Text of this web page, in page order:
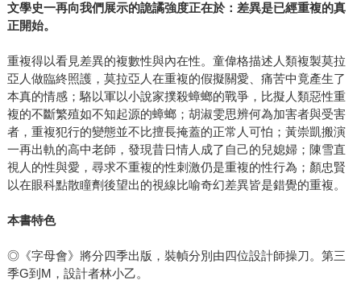
文學史一再向我們展示的詭譎強度正在於：差異是已經重複的真
正開始。
重複得以看見差異的複數性與內在性。童偉格描述人類複製莫拉
亞人做臨終照護，莫拉亞人在重複的假擬關愛、痛苦中竟產生了
本真的情感；駱以軍以小說家撲殺蟑螂的戰爭，比擬人類惡性重
複的不斷繁殖如不知起源的蟑螂；胡淑雯思辨何為加害者與受害
者，重複犯行的變態並不比擅長掩蓋的正常人可怕；黃崇凱搬演
一再出軌的高中老師，發現昔日情人成了自己的兒媳婦；陳雪直
視人的性與愛，尋求不重複的性刺激仍是重複的性行為；顏忠賢
以在眼科點散瞳劑後望出的視線比喻奇幻差異皆是錯覺的重複。
本書特色
◎《字母會》將分四季出版，裝幀分別由四位設計師操刀。第三
季G到M，設計者林小乙。